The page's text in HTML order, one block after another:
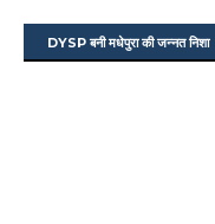
DYSP बनी मधेपुरा की जन्नत निशा